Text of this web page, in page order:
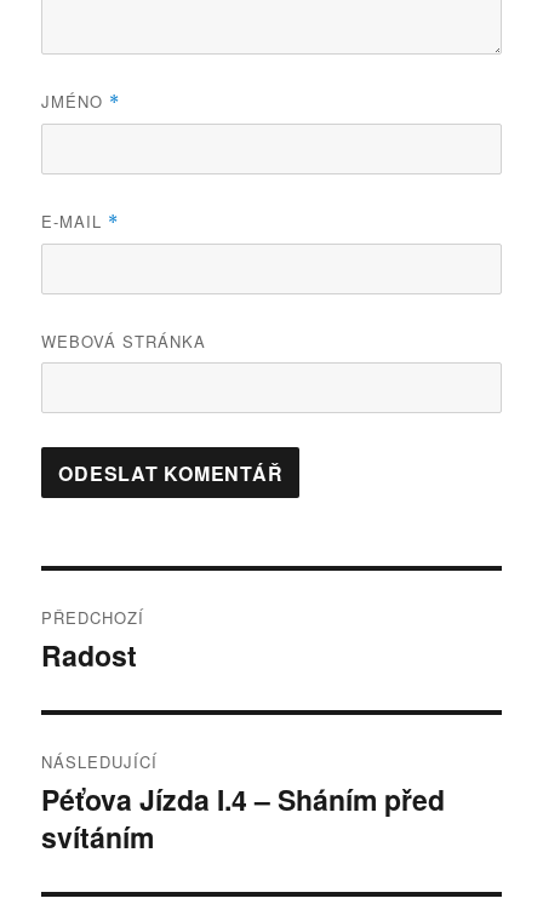
JMÉNO *
E-MAIL *
WEBOVÁ STRÁNKA
pro
PŘEDCHOZÍ
Předchozí
Radost
NÁSLEDUJÍCÍ
Následující
příspěvek:
Péťova Jízda I.4 – Sháním před
svítáním